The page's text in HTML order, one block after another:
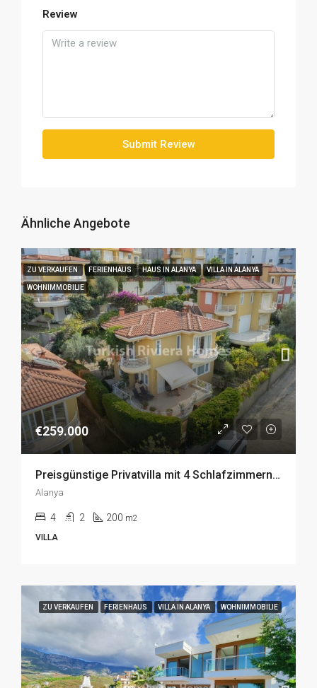
Review
Submit Review
Ähnliche Angebote
ZU VERKAUFEN FERIENHAUS HAUS IN ALANYA VILLA IN ALANYA
WOHNIMMOBILIE
€259.000
Preisgünstige Privatvilla mit 4 Schlafzimmern zum Verkauf in Kargicak, Alanya
Alanya
4 2 200 m2
VILLA
ZU VERKAUFEN FERIENHAUS VILLA IN ALANYA WOHNIMMOBILIE